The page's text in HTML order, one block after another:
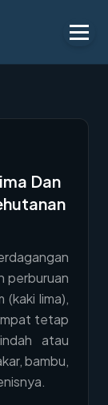
Dan
perburuan
(kaki lima),
tetap
atau
bambu,